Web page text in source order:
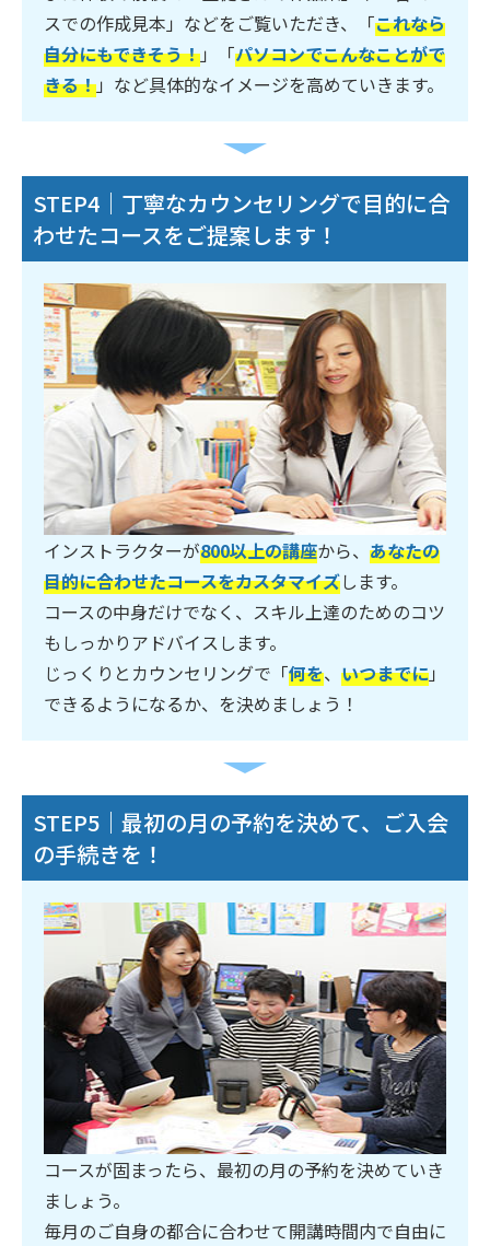
スでの作成見本」などをご覧いただき、「これなら
自分にもできそう！」「パソコンでこんなことがで
きる！」など具体的なイメージを高めていきます。
STEP4｜丁寧なカウンセリングで目的に合
わせたコースをご提案します！
インストラクターが800以上の講座から、 あなたの
目的に合わせたコースをカスタマイズします。
コースの中身だけでなく、スキル上達のためのコツ
もしっかりアドバイスします。
じっくりとカウンセリングで「何を、 いつまでに」
できるようになるか、を決めましょう！
STEP5｜最初の月の予約を決めて、ご入会
の手続きを！
コースが固まったら、最初の月の予約を決めていき
ましょう。
毎月のご自身の都合に合わせて開講時間内で自由に